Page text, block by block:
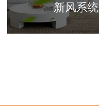
新风系统